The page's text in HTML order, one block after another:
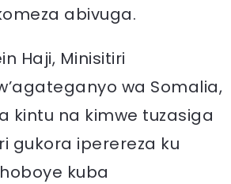
abivuga.
Haji, Minisitiri
wa Somalia,
kintu na kimwe tuzasiga
gukora iperereza ku
kuba